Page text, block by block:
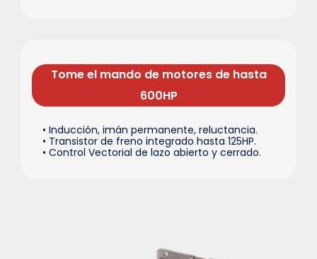
Tome el mando de motores de hasta
600HP
• Inducción, imán permanente, reluctancia.
• Transistor de freno integrado hasta 125HP.
• Control Vectorial de lazo abierto y cerrado.